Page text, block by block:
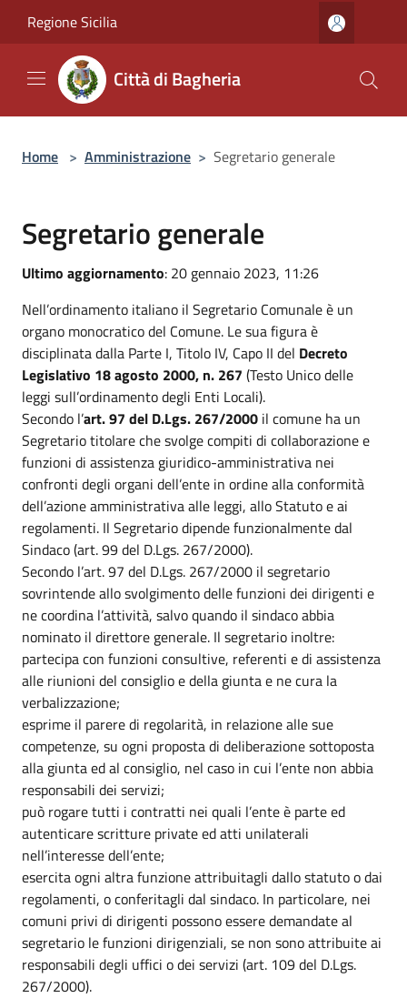
Regione Sicilia
Città di Bagheria
Home > Amministrazione > Segretario generale
Segretario generale
Ultimo aggiornamento: 20 gennaio 2023, 11:26
Nell’ordinamento italiano il Segretario Comunale è un
organo monocratico del Comune. Le sua figura è
disciplinata dalla Parte I, Titolo IV, Capo II del Decreto
Legislativo 18 agosto 2000, n. 267 (Testo Unico delle
leggi sull’ordinamento degli Enti Locali).
Secondo l’art. 97 del D.Lgs. 267/2000 il comune ha un
Segretario titolare che svolge compiti di collaborazione e
funzioni di assistenza giuridico-amministrativa nei
confronti degli organi dell’ente in ordine alla conformità
dell’azione amministrativa alle leggi, allo Statuto e ai
regolamenti. Il Segretario dipende funzionalmente dal
Sindaco (art. 99 del D.Lgs. 267/2000).
Secondo l’art. 97 del D.Lgs. 267/2000 il segretario
sovrintende allo svolgimento delle funzioni dei dirigenti e
ne coordina l’attività, salvo quando il sindaco abbia
nominato il direttore generale. Il segretario inoltre:
partecipa con funzioni consultive, referenti e di assistenza
alle riunioni del consiglio e della giunta e ne cura la
verbalizzazione;
esprime il parere di regolarità, in relazione alle sue
competenze, su ogni proposta di deliberazione sottoposta
alla giunta ed al consiglio, nel caso in cui l’ente non abbia
responsabili dei servizi;
può rogare tutti i contratti nei quali l’ente è parte ed
autenticare scritture private ed atti unilaterali
nell’interesse dell’ente;
esercita ogni altra funzione attribuitagli dallo statuto o dai
regolamenti, o conferitagli dal sindaco. In particolare, nei
comuni privi di dirigenti possono essere demandate al
segretario le funzioni dirigenziali, se non sono attribuite ai
responsabili degli uffici o dei servizi (art. 109 del D.Lgs.
267/2000).